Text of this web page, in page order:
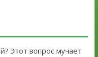
Этот вопрос мучает